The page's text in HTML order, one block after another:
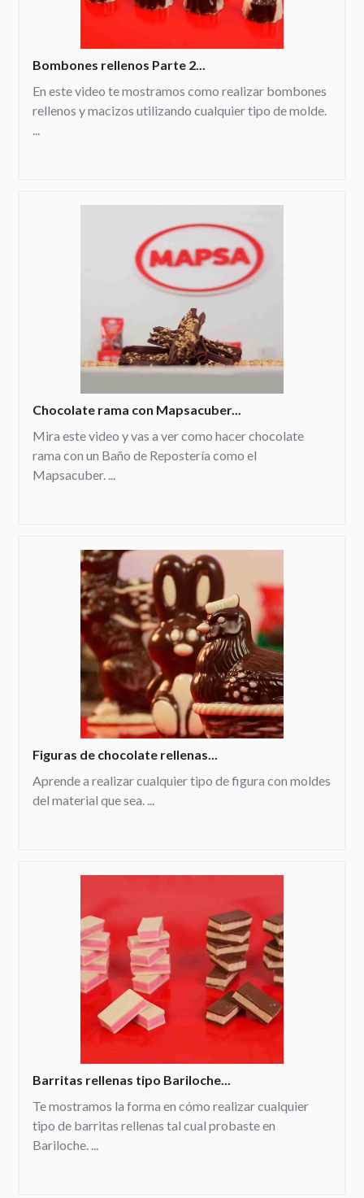
Bombones rellenos Parte 2...
En este video te mostramos como realizar bombones
rellenos y macizos utilizando cualquier tipo de molde.
...
Chocolate rama con Mapsacuber...
Mira este video y vas a ver como hacer chocolate
rama con un Baño de Repostería como el
Mapsacuber. ...
Figuras de chocolate rellenas...
Aprende a realizar cualquier tipo de figura con moldes
del material que sea. ...
Barritas rellenas tipo Bariloche...
Te mostramos la forma en cómo realizar cualquier
tipo de barritas rellenas tal cual probaste en
Bariloche. ...